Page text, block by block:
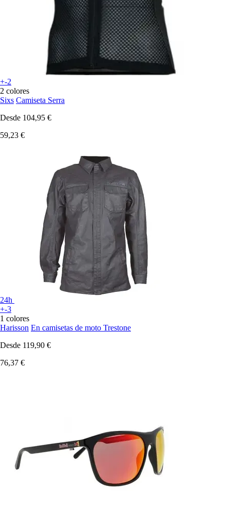
+-2
2 colores
Sixs Camiseta Serra
Desde 104,95 €
59,23 €
24h
+-3
1 colores
Harisson En camisetas de moto Trestone
Desde 119,90 €
76,37 €